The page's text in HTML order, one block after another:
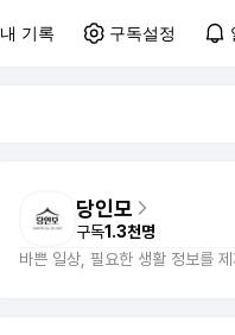
내 기록 구독설정
당인모
구독1.3천명
바쁜 일상, 필요한 생활 정보를